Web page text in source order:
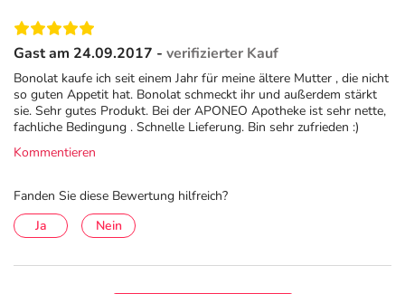
Gast am 24.09.2017 - verifizierter Kauf
Bonolat kaufe ich seit einem Jahr für meine ältere Mutter , die nicht
so guten Appetit hat. Bonolat schmeckt ihr und außerdem stärkt
sie. Sehr gutes Produkt. Bei der APONEO Apotheke ist sehr nette,
fachliche Bedingung . Schnelle Lieferung. Bin sehr zufrieden :)
Kommentieren
Fanden Sie diese Bewertung hilfreich?
Ja
Nein